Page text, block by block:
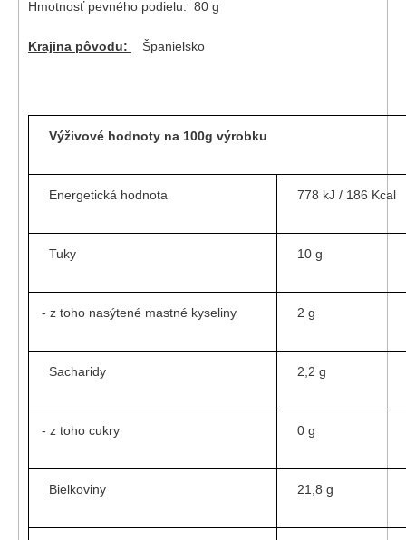
Hmotnosť pevného podielu: 80 g
Krajina pôvodu: Španielsko
Výživové hodnoty na 100g výrobku
Energetická hodnota 778 kJ / 186 Kcal
Tuky 10 g
- z toho nasýtené mastné kyseliny 2 g
Sacharidy 2,2 g
- z toho cukry 0 g
Bielkoviny 21,8 g